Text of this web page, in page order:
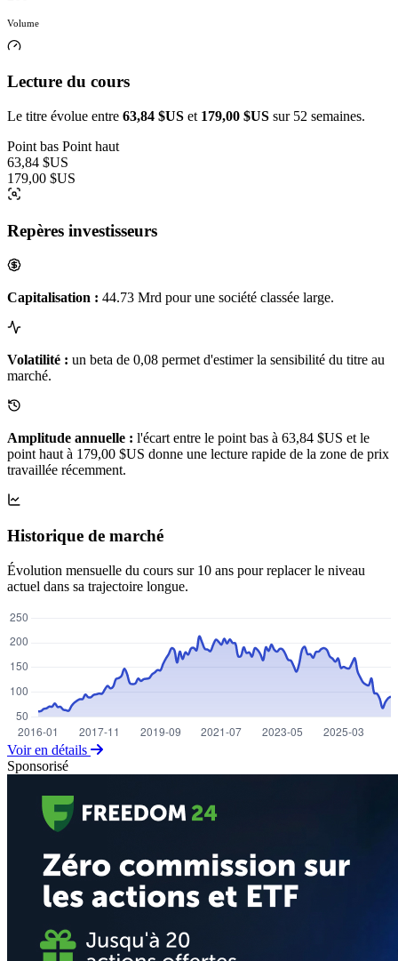
Volume
Lecture du cours
Le titre évolue entre 63,84 $US et 179,00 $US sur 52 semaines.
Point bas Point haut
63,84 $US
179,00 $US
Repères investisseurs
Capitalisation : 44.73 Mrd pour une société classée large.
Volatilité : un beta de 0,08 permet d'estimer la sensibilité du titre au
marché.
Amplitude annuelle : l'écart entre le point bas à 63,84 $US et le
point haut à 179,00 $US donne une lecture rapide de la zone de prix
travaillée récemment.
Historique de marché
Évolution mensuelle du cours sur 10 ans pour replacer le niveau
actuel dans sa trajectoire longue.
Voir en détails
Sponsorisé